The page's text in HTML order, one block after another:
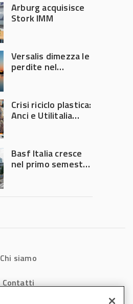
Arburg acquisisce
Stork IMM
Versalis dimezza le
perdite nel
Crisi riciclo plastica:
Anci e Utilitalia
Governo
Basf Italia cresce
nel primo semestre
Chi siamo
Contatti